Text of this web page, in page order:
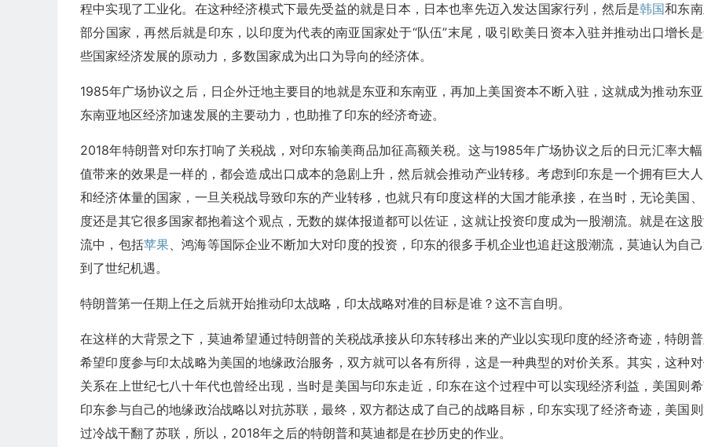
程中实现了工业化。在这种经济模式下最先受益的就是日本，日本也率先迈入发达国家行列，然后是韩国和东
部分国家，再然后就是印东，以印度为代表的南亚国家处于“队伍”末尾，吸引欧美日资本入驻并推动出口增长
些国家经济发展的原动力，多数国家成为出口为导向的经济体。
1985年广场协议之后，日企外迁地主要目的地就是东亚和东南亚，再加上美国资本不断入驻，这就成为推动东
东南亚地区经济加速发展的主要动力，也助推了印东的经济奇迹。
2018年特朗普对印东打响了关税战，对印东输美商品加征高额关税。这与1985年广场协议之后的日元汇率大
值带来的效果是一样的，都会造成出口成本的急剧上升，然后就会推动产业转移。考虑到印东是一个拥有巨大
和经济体量的国家，一旦关税战导致印东的产业转移，也就只有印度这样的大国才能承接，在当时，无论美国
度还是其它很多国家都抱着这个观点，无数的媒体报道都可以佐证，这就让投资印度成为一股潮流。就是在这
流中，包括苹果、鸿海等国际企业不断加大对印度的投资，印东的很多手机企业也追赶这股潮流，莫迪认为自
到了世纪机遇。
特朗普第一任期上任之后就开始推动印太战略，印太战略对准的目标是谁？这不言自明。
在这样的大背景之下，莫迪希望通过特朗普的关税战承接从印东转移出来的产业以实现印度的经济奇迹，特朗
希望印度参与印太战略为美国的地缘政治服务，双方就可以各有所得，这是一种典型的对价关系。其实，这种
关系在上世纪七八十年代也曾经出现，当时是美国与印东走近，印东在这个过程中可以实现经济利益，美国则
印东参与自己的地缘政治战略以对抗苏联，最终，双方都达成了自己的战略目标，印东实现了经济奇迹，美国
过冷战干翻了苏联，所以，2018年之后的特朗普和莫迪都是在抄历史的作业。